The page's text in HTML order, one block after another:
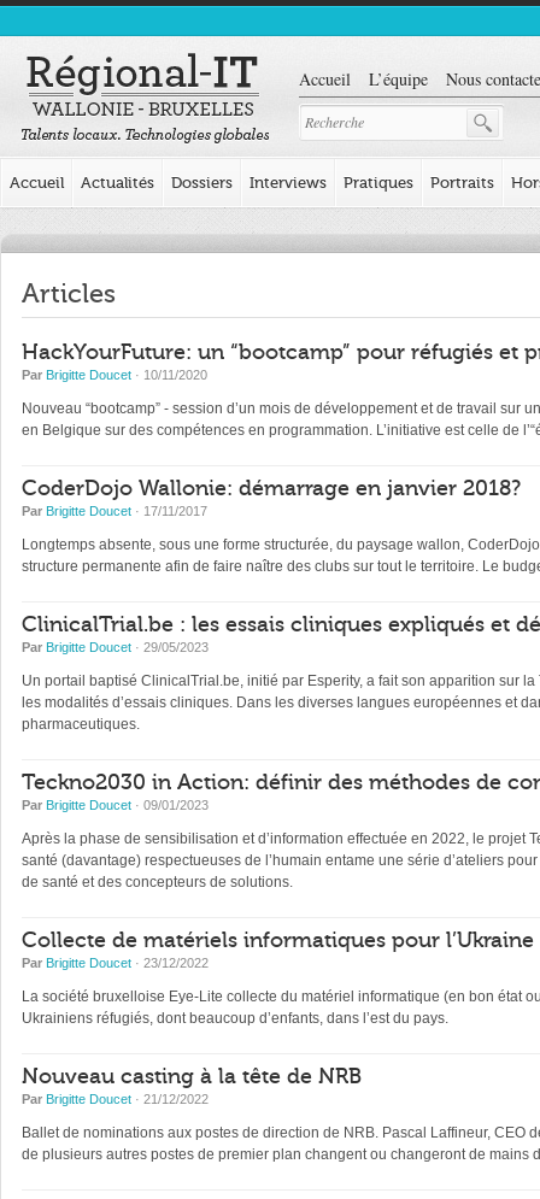
Accueil L’équipe Nous
Accueil Actualités Dossiers Interviews Pratiques Portraits
Articles
HackYourFuture: un “bootcamp” pour réfugiés et
Par Brigitte Doucet · 10/11/2020
Nouveau “bootcamp” - session d’un mois de développement et de travail
en Belgique sur des compétences en programmation. L’initiative est celle de
CoderDojo Wallonie: démarrage en janvier 2018?
Par Brigitte Doucet · 17/11/2017
Longtemps absente, sous une forme structurée, du paysage wallon,
structure permanente afin de faire naître des clubs sur tout le territoire. Le
ClinicalTrial.be : les essais cliniques expliqués et
Par Brigitte Doucet · 29/05/2023
Un portail baptisé ClinicalTrial.be, initié par Esperity, a fait son apparition sur
les modalités d’essais cliniques. Dans les diverses langues européennes et
pharmaceutiques.
Teckno2030 in Action: définir des méthodes de
Par Brigitte Doucet · 09/01/2023
Après la phase de sensibilisation et d’information effectuée en 2022, le projet
santé (davantage) respectueuses de l’humain entame une série d’ateliers
de santé et des concepteurs de solutions.
Collecte de matériels informatiques pour l’Ukraine
Par Brigitte Doucet · 23/12/2022
La société bruxelloise Eye-Lite collecte du matériel informatique (en bon état
Ukrainiens réfugiés, dont beaucoup d’enfants, dans l’est du pays.
Nouveau casting à la tête de NRB
Par Brigitte Doucet · 21/12/2022
Ballet de nominations aux postes de direction de NRB. Pascal Laffineur,
de plusieurs autres postes de premier plan changent ou changeront de mains